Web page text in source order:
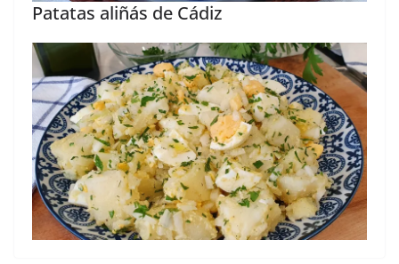
Patatas aliñás de Cádiz